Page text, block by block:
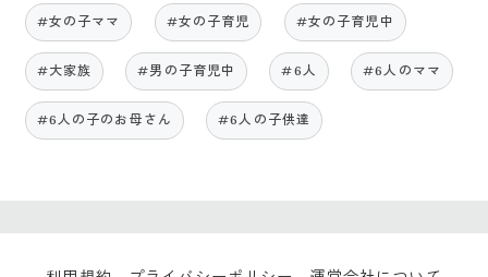
#女の子ママ #女の子育児 #女の子育児中
#大家族 #男の子育児中 #6人 #6人のママ
#6人の子のお母さん #6人の子供達